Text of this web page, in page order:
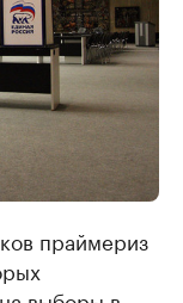
праймериз